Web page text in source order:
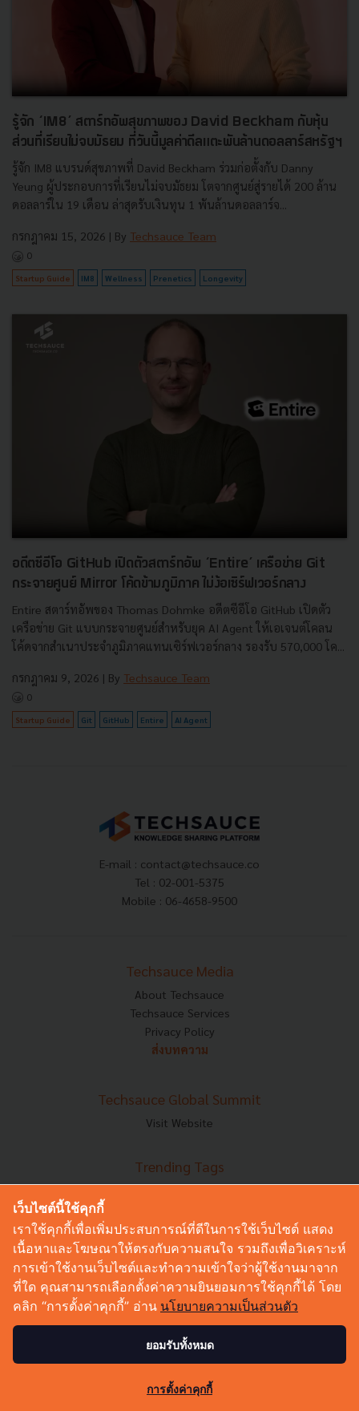
รู้จัก ‘IM8’ สตาร์ทอัพสุขภาพของ David Beckham กับหุ้น
ส่วนที่เรียนไม่จบมัธยม ที่วันนี้มูลค่าดีลแตะพันล้านดอลลาร์สหรัฐฯ
รู้จัก IM8 แบรนด์สุขภาพที่ David Beckham ร่วมก่อตั้งกับ Danny
Yeung ผู้ประกอบการที่เรียนไม่จบมัธยม โตจากศูนย์สู่รายได้ 200 ล้าน
ดอลลาร์ใน 19 เดือน ล่าสุดรับเงินทุน 1 พันล้านดอลลาร์จ...
กรกฎาคม 15, 2026 | By Techsauce Team
0
Startup Guide IM8 Wellness Prenetics Longevity
อดีตซีอีโอ GitHub เปิดตัวสตาร์ทอัพ ‘Entire’ เครือข่าย Git
กระจายศูนย์ Mirror โค้ดข้ามภูมิภาค ไม่ง้อเซิร์ฟเวอร์กลาง
Entire สตาร์ทอัพของ Thomas Dohmke อดีตซีอีโอ GitHub เปิดตัว
เครือข่าย Git แบบกระจายศูนย์สำหรับยุค AI Agent ให้เอเจนต์โคลน
โค้ดจากสำเนาประจำภูมิภาคแทนเซิร์ฟเวอร์กลาง รองรับ 570,000 โค...
กรกฎาคม 9, 2026 | By Techsauce Team
0
Startup Guide Git GitHub Entire AI Agent
E-mail : contact@techsauce.co
Tel : 02-001-5375
Mobile : 06-4658-9500
Techsauce Media
About Techsauce
Techsauce Services
Privacy Policy
ส่งบทความ
Techsauce Global Summit
Visit Website
Trending Tags
Corporate Innovation
E-Commerce
Startup
Technology
Techsauce Category
Tech & Biz
AI
HealthTech
เว็บไซต์นี้ใช้คุกกี้
เราใช้คุกกี้เพื่อเพิ่มประสบการณ์ที่ดีในการใช้เว็บไซต์ แสดง
เนื้อหาและโฆษณาให้ตรงกับความสนใจ รวมถึงเพื่อวิเคราะห์
การเข้าใช้งานเว็บไซต์และทำความเข้าใจว่าผู้ใช้งานมาจาก
ที่ใด คุณสามารถเลือกตั้งค่าความยินยอมการใช้คุกกี้ได้ โดย
คลิก “การตั้งค่าคุกกี้” อ่าน นโยบายความเป็นส่วนตัว
ยอมรับทั้งหมด
การตั้งค่าคุกกี้